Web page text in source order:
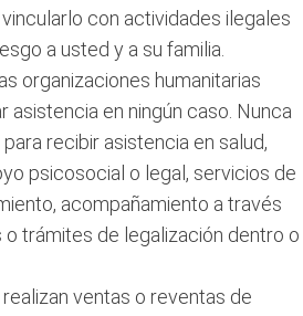
con actividades ilegales
a usted y a su familia.
las organizaciones humanitarias
asistencia en ningún caso. Nunca
recibir asistencia en salud,
psicosocial o legal, servicios de
acompañamiento a través
trámites de legalización dentro o
ventas o reventas de